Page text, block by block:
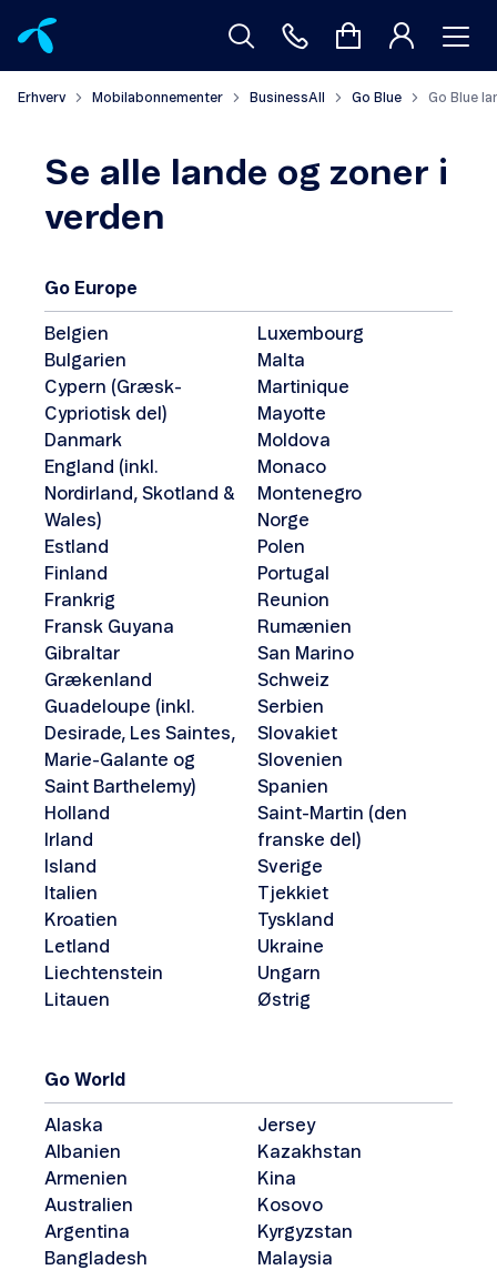
Erhverv Mobilabonnementer BusinessAll Go Blue Go Blue
Se alle lande og zoner i
verden
Go Europe
Belgien
Bulgarien
Cypern (Græsk-
Cypriotisk del)
Danmark
England (inkl.
Nordirland, Skotland &
Wales)
Estland
Finland
Frankrig
Fransk Guyana
Gibraltar
Grækenland
Guadeloupe (inkl.
Desirade, Les Saintes,
Marie-Galante og
Saint Barthelemy)
Holland
Irland
Island
Italien
Kroatien
Letland
Liechtenstein
Litauen
Luxembourg
Malta
Martinique
Mayotte
Moldova
Monaco
Montenegro
Norge
Polen
Portugal
Reunion
Rumænien
San Marino
Schweiz
Serbien
Slovakiet
Slovenien
Spanien
Saint-Martin (den
franske del)
Sverige
Tjekkiet
Tyskland
Ukraine
Ungarn
Østrig
Go World
Alaska
Albanien
Armenien
Australien
Argentina
Bangladesh
Jersey
Kazakhstan
Kina
Kosovo
Kyrgyzstan
Malaysia